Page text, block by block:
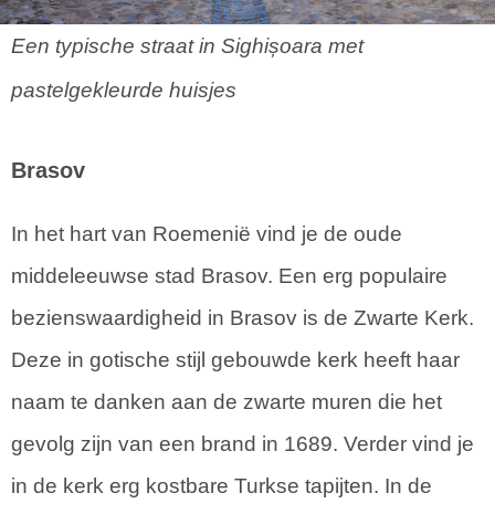
Een typische straat in Sighișoara met
pastelgekleurde huisjes
Brasov
In het hart van Roemenië vind je de oude
middeleeuwse stad Brasov. Een erg populaire
bezienswaardigheid in Brasov is de Zwarte Kerk.
Deze in gotische stijl gebouwde kerk heeft haar
naam te danken aan de zwarte muren die het
gevolg zijn van een brand in 1689. Verder vind je
in de kerk erg kostbare Turkse tapijten. In de